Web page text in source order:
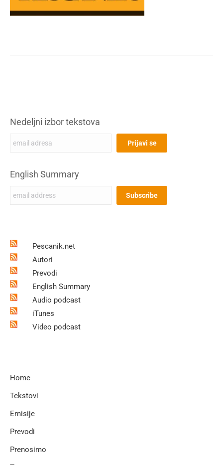
Nedeljni izbor tekstova
English Summary
Pescanik.net
Autori
Prevodi
English Summary
Audio podcast
iTunes
Video podcast
Home
Tekstovi
Emisije
Prevodi
Prenosimo